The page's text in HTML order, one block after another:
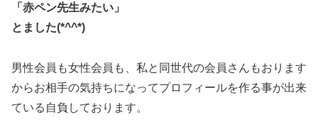
「赤ペン先生みたい」
とました(*^^*)
男性会員も女性会員も、私と同世代の会員さんもおります
からお相手の気持ちになってプロフィールを作る事が出来
ている自負しております。